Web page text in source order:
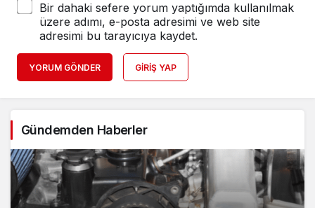
Bir dahaki sefere yorum yaptığımda kullanılmak
üzere adımı, e-posta adresimi ve web site
adresimi bu tarayıcıya kaydet.
YORUM GÖNDER GIRIŞ YAP
Gündemden Haberler